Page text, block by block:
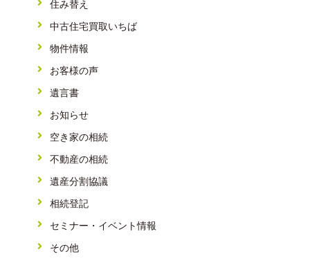
住み替え
中古住宅買取いちば
物件情報
お客様の声
遺言書
お知らせ
空き家の相続
不動産の相続
遺産分割協議
相続登記
セミナー・イベント情報
その他